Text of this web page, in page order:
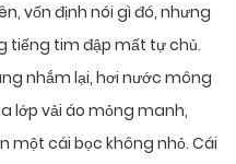
vốn định nói gì đó, nhưng
tiếng tim đập mất tự chủ.
nhắm lại, hơi nước mông
lớp vải áo mỏng manh,
một cái bọc không nhỏ. Cái